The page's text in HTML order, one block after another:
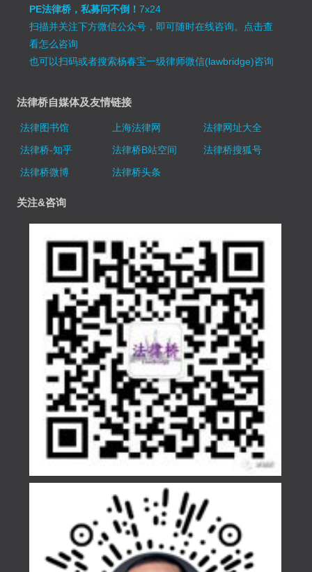
PE法律桥，私募问不倒！7x24
扫描并关注下方微信公众号，即可随时在线咨询。 点击查
看怎么咨询
也可以扫码或者搜索杨春宝一级律师微信(lawbridge)咨询
法律桥自媒体及友情链接
法律图书馆 上海法律网
法律网址大全
法律桥-知乎
法律桥B站空间
法律桥搜狐号
法律桥微博
法律桥头条
关注&咨询